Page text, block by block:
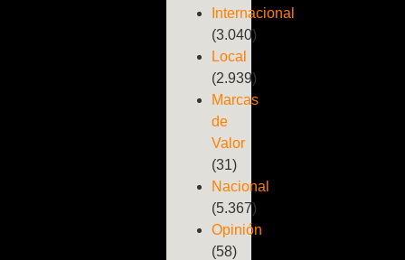
Internacional
(3.040)
Local
(2.939)
Marcas
de
Valor
(31)
Nacional
(5.367)
Opinión
(58)